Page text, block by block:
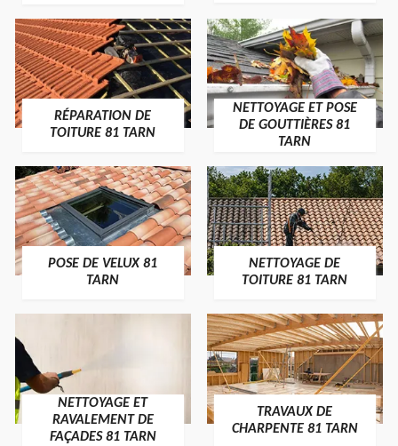
RÉPARATION DE
TOITURE 81 TARN
NETTOYAGE ET POSE
DE GOUTTIÈRES 81
TARN
POSE DE VELUX 81
TARN
NETTOYAGE DE
TOITURE 81 TARN
NETTOYAGE ET
RAVALEMENT DE
FAÇADES 81 TARN
TRAVAUX DE
CHARPENTE 81 TARN